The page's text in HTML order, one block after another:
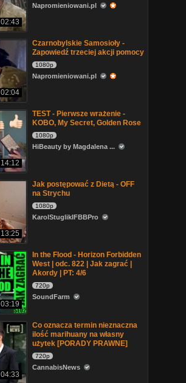
02:43
Napromieniowani.pl
02:04
Czarnobylskie Samosioły -
Zapowiedź trzeciej akcji pomocy
1080p
Napromieniowani.pl
14:12
TEST - Pierwsze wrażenie -
KOBO, My Secret, Golden Rose
1080p
HiBeauty by Magdalena ...
13:25
Jak postępować z Dietą - OFF
na Strychu
1080p
KarolStuglikIFBBPro
03:19
In the Flood - Horizon Forbidden
West | odc. 822 | Jak zagrać |
Akordy | PT: 4/6
720p
SoundFarm
04:33
Co oznacza termin nieznaczna
ilość marihuany na własny
użytek [PORADY PRAWNE]
720p
CannabisNews